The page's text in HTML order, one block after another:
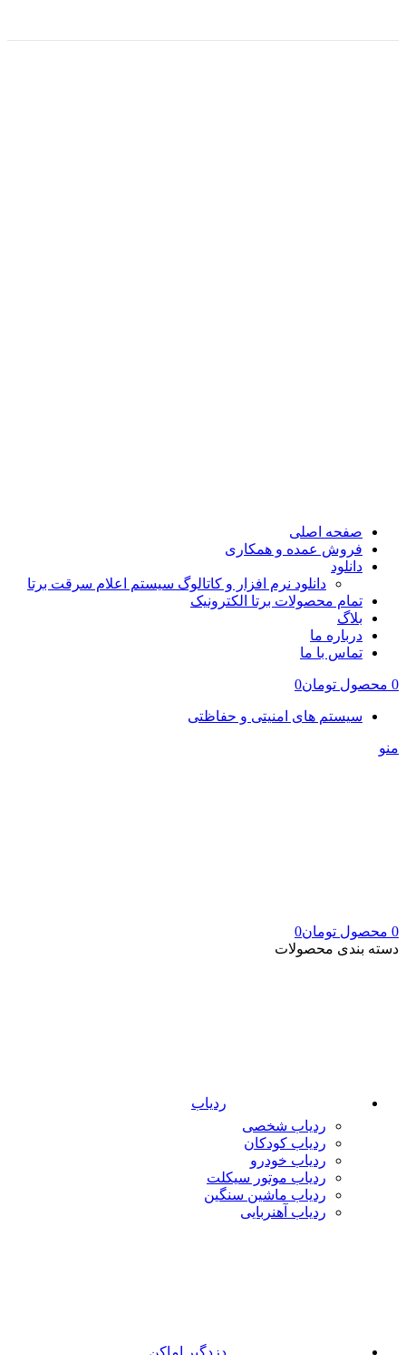
صفحه اصلی
فروش عمده و همکاری
دانلود
دانلود نرم افزار و کاتالوگ سیستم اعلام سرقت برتا
تمام محصولات برتا الکترونیک
بلاگ
درباره ما
تماس با ما
0 محصول تومان0
سیستم های امنیتی و حفاظتی
منو
0 محصول تومان0
دسته بندی محصولات
ردیاب
ردیاب شخصی
ردیاب کودکان
ردیاب خودرو
ردیاب موتور سیکلت
ردیاب ماشین سنگین
ردیاب آهنربایی
دزدگیر اماکن